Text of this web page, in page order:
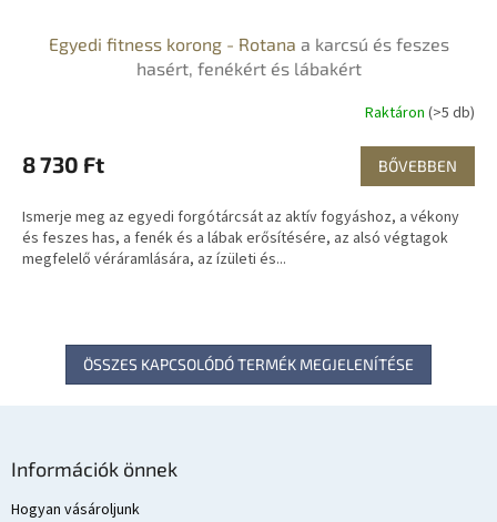
Egyedi fitness korong - Rotana a karcsú és feszes
hasért, fenékért és lábakért
Raktáron (>5 db)
8 730 Ft BŐVEBBEN
Ismerje meg az egyedi forgótárcsát az aktív fogyáshoz, a vékony
és feszes has, a fenék és a lábak erősítésére, az alsó végtagok
megfelelő véráramlására, az ízületi és...
ÖSSZES KAPCSOLÓDÓ TERMÉK MEGJELENÍTÉSE
Információk önnek
Hogyan vásároljunk